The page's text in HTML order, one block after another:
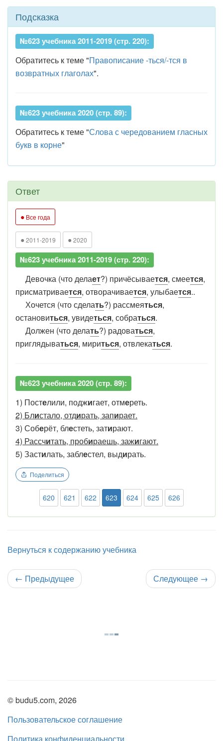
Подсказка
№623 учебника 2011-2019 (стр. 220):
Обратитесь к теме "Правописание -ться/-тся в
возвратных глаголах".
№623 учебника 2020 (стр. 89):
Обратитесь к теме "Слова с чередованием гласных
букв в корне"
Ответ
● Все года
● 2011-2019 ● 2020
№623 учебника 2011-2019 (стр. 220):
Девочка (что делает?) причёсывается, смеется,
присматривается, отворачивается, улыбается..
Хочется (что сделать?) рассмеяться,
остановиться, увидеться, собраться.
Должен (что делать?) радоваться,
приглядываться, мириться, отвлекаться.
№623 учебника 2020 (стр. 89):
1) Постелили, поджигает, отмереть.
2) Блистало, отдирать, запирает.
3) Соберёт, блестеть, затирают.
4) Рассчитать, пробираешь, зажигают.
5) Застилать, заблестел, выдирать.
Поделиться
620 621 622 623 624 625 626
Вернуться к содержанию учебника
← Предыдущее Следующее →
© budu5.com, 2026
Пользовательское соглашение
Политика конфиденциальности